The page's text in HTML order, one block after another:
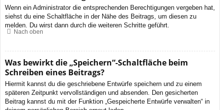
Wenn ein Administrator die entsprechenden Berechtigungen vergeben hat,
siehst du eine Schaltfläche in der Nähe des Beitrags, um diesen zu
melden. Du wirst dann durch die weiteren Schritte geführt.
Nach oben
Was bewirkt die „Speichern“-Schaltfläche beim
Schreiben eines Beitrags?
Hiermit kannst du die geschriebene Entwürfe speichern und zu einem
späteren Zeitpunkt vervollständigen und absenden. Den gesicherten
Beitrag kannst du mit der Funktion „Gespeicherte Entwürfe verwalten“ in